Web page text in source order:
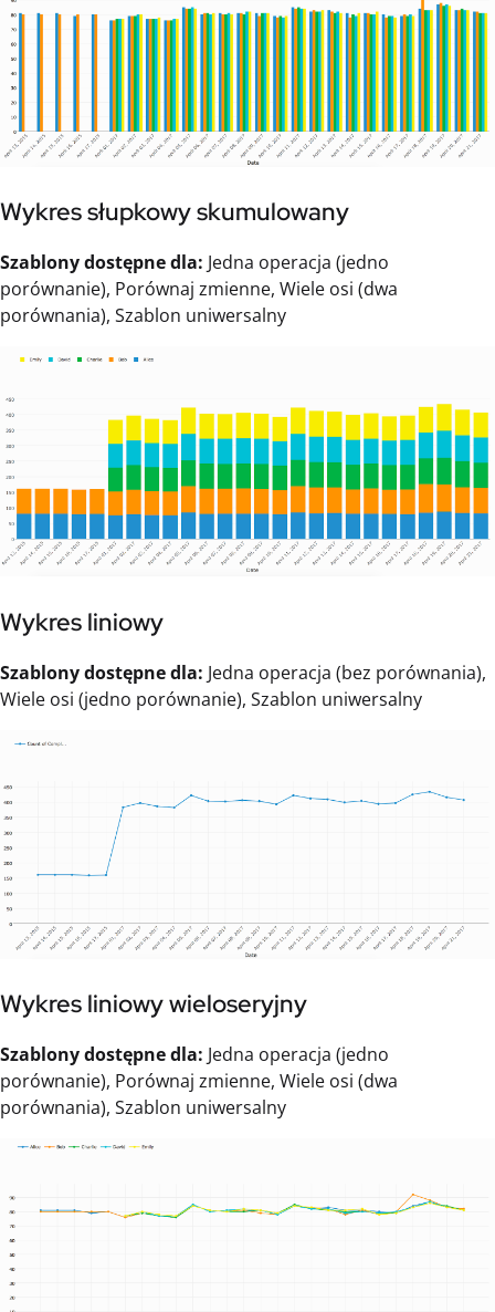
Wykres słupkowy skumulowany
Szablony dostępne dla: Jedna operacja (jedno
porównanie), Porównaj zmienne, Wiele osi (dwa
porównania), Szablon uniwersalny
Wykres liniowy
Szablony dostępne dla: Jedna operacja (bez porównania),
Wiele osi (jedno porównanie), Szablon uniwersalny
Wykres liniowy wieloseryjny
Szablony dostępne dla: Jedna operacja (jedno
porównanie), Porównaj zmienne, Wiele osi (dwa
porównania), Szablon uniwersalny